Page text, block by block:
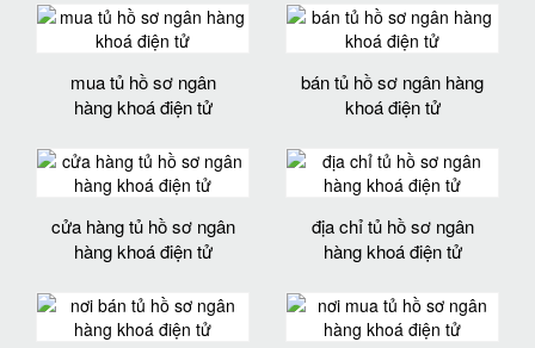
mua tủ hồ sơ ngân
hàng khoá điện tử
bán tủ hồ sơ ngân hàng
khoá điện tử
cửa hàng tủ hồ sơ ngân
hàng khoá điện tử
địa chỉ tủ hồ sơ ngân
hàng khoá điện tử